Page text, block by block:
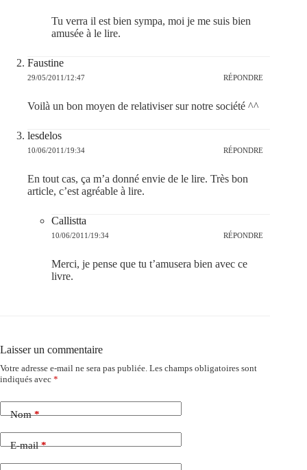
Tu verra il est bien sympa, moi je me suis bien
amusée à le lire.
Faustine
29/05/2011/12:47 RÉPONDRE
Voilà un bon moyen de relativiser sur notre société ^^
lesdelos
10/06/2011/19:34 RÉPONDRE
En tout cas, ça m’a donné envie de le lire. Très bon
article, c’est agréable à lire.
Callistta
10/06/2011/19:34 RÉPONDRE
Merci, je pense que tu t’amusera bien avec ce
livre.
Laisser un commentaire
Votre adresse e-mail ne sera pas publiée. Les champs obligatoires sont
indiqués avec *
Nom*
E-mail*